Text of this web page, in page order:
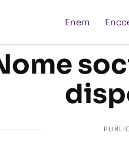
Enem